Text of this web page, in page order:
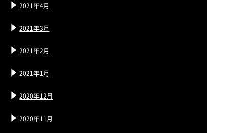
2021年4月
2021年3月
2021年2月
2021年1月
2020年12月
2020年11月